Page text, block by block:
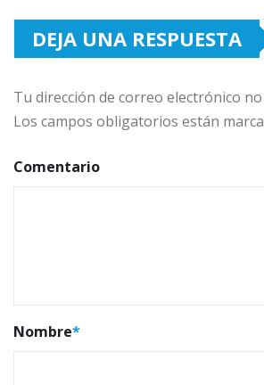
DEJA UNA RESPUESTA
Tu dirección de correo electrónico
Los campos obligatorios están
Comentario
Nombre*